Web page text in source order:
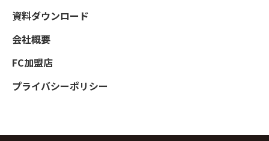
資料ダウンロード
会社概要
FC加盟店
プライバシーポリシー